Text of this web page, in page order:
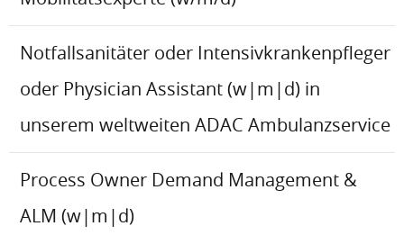
Notfallsanitäter oder Intensivkrankenpfleger
oder Physician Assistant (w|m|d) in
unserem weltweiten ADAC Ambulanzservice
Process Owner Demand Management &
ALM (w|m|d)